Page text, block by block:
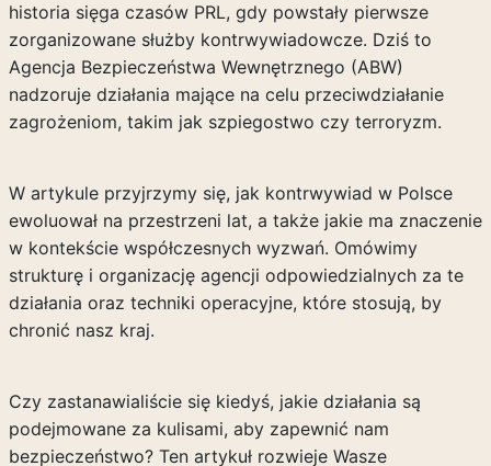
historia sięga czasów PRL, gdy powstały pierwsze
zorganizowane służby kontrwywiadowcze. Dziś to
Agencja Bezpieczeństwa Wewnętrznego (ABW)
nadzoruje działania mające na celu przeciwdziałanie
zagrożeniom, takim jak szpiegostwo czy terroryzm.
W artykule przyjrzymy się, jak kontrwywiad w Polsce
ewoluował na przestrzeni lat, a także jakie ma znaczenie
w kontekście współczesnych wyzwań. Omówimy
strukturę i organizację agencji odpowiedzialnych za te
działania oraz techniki operacyjne, które stosują, by
chronić nasz kraj.
Czy zastanawialiście się kiedyś, jakie działania są
podejmowane za kulisami, aby zapewnić nam
bezpieczeństwo? Ten artykuł rozwieje Wasze